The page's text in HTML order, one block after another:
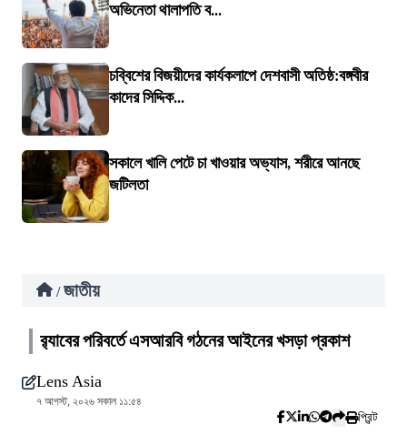
অভিনেতা থালাপতি ব...
চব্বিশের বিজয়ীদের কার্যকলাপে দেশবাসী অতিষ্ঠ:বঙ্গবীর
কাদের সিদ্দিক...
সকালে খালি পেটে চা খাওয়ার অভ্যাস, শরীরে আনছে
জটিলতা
/ জাতীয়
র‍্যাবের পরিবর্তে এসআরবি গঠনের আইনের খসড়া প্রকাশ
Lens Asia
৭ আগস্ট, ২০২৬ সকাল ১১:৫৪
প্রিন্ট